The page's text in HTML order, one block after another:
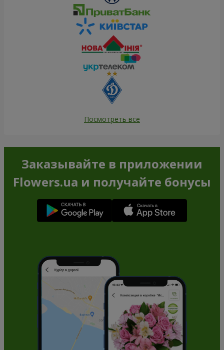
Посмотреть все
Заказывайте в приложении
Flowers.ua и получайте бонусы